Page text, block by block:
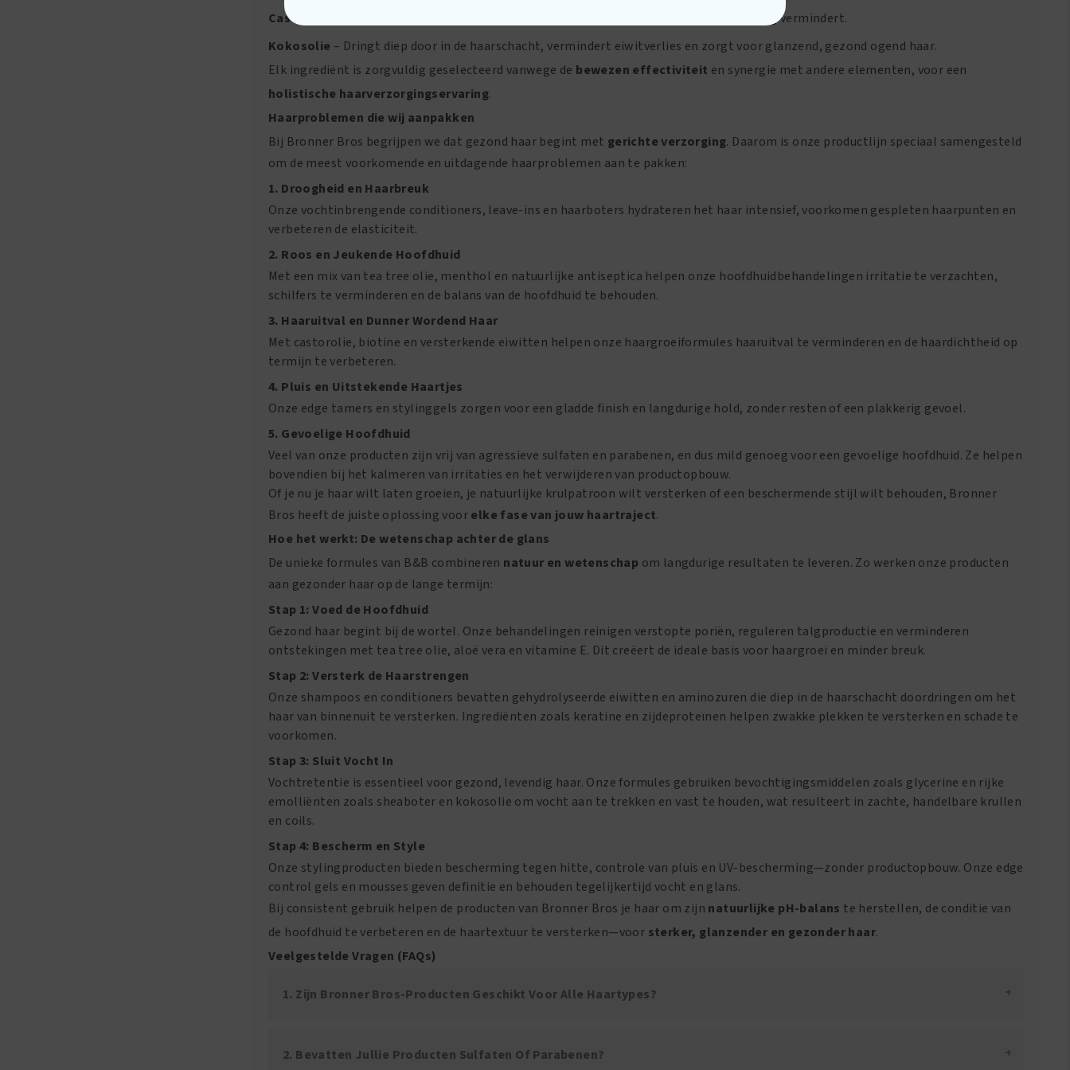
Castorolie
– Stimuleert haardikte en versnelt groei, terwijl het droogheid en schilfering vermindert.
Kokosolie – Dringt diep door in de haarschacht, vermindert eiwitverlies en zorgt voor glanzend, gezond ogend haar.
Elk ingrediënt is zorgvuldig geselecteerd vanwege de bewezen effectiviteit en synergie met andere elementen, voor een
holistische haarverzorgingservaring.
Haarproblemen die wij aanpakken
Bij Bronner Bros begrijpen we dat gezond haar begint met gerichte verzorging. Daarom is onze productlijn speciaal samengesteld
om de meest voorkomende en uitdagende haarproblemen aan te pakken:
1. Droogheid en Haarbreuk
Onze vochtinbrengende conditioners, leave-ins en haarboters hydrateren het haar intensief, voorkomen gespleten haarpunten en
verbeteren de elasticiteit.
2. Roos en Jeukende Hoofdhuid
Met een mix van tea tree olie, menthol en natuurlijke antiseptica helpen onze hoofdhuidbehandelingen irritatie te verzachten,
schilfers te verminderen en de balans van de hoofdhuid te behouden.
3. Haaruitval en Dunner Wordend Haar
Met castorolie, biotine en versterkende eiwitten helpen onze haargroeiformules haaruitval te verminderen en de haardichtheid op
termijn te verbeteren.
4. Pluis en Uitstekende Haartjes
Onze edge tamers en stylinggels zorgen voor een gladde finish en langdurige hold, zonder resten of een plakkerig gevoel.
5. Gevoelige Hoofdhuid
Veel van onze producten zijn vrij van agressieve sulfaten en parabenen, en dus mild genoeg voor een gevoelige hoofdhuid. Ze helpen
bovendien bij het kalmeren van irritaties en het verwijderen van productopbouw.
Of je nu je haar wilt laten groeien, je natuurlijke krulpatroon wilt versterken of een beschermende stijl wilt behouden, Bronner
Bros heeft de juiste oplossing voorelke fase van jouw haartraject.
Hoe het werkt: De wetenschap achter de glans
De unieke formules van B&B combineren natuur en wetenschap om langdurige resultaten te leveren. Zo werken onze producten
aan gezonder haar op de lange termijn:
Stap 1: Voed de Hoofdhuid
Gezond haar begint bij de wortel. Onze behandelingen reinigen verstopte poriën, reguleren talgproductie en verminderen
ontstekingen met tea tree olie, aloë vera en vitamine E. Dit creëert de ideale basis voor haargroei en minder breuk.
Stap 2: Versterk de Haarstrengen
Onze shampoos en conditioners bevatten gehydrolyseerde eiwitten en aminozuren die diep in de haarschacht doordringen om het
haar van binnenuit te versterken. Ingrediënten zoals keratine en zijdeproteïnen helpen zwakke plekken te versterken en schade te
voorkomen.
Stap 3: Sluit Vocht In
Vochtretentie is essentieel voor gezond, levendig haar. Onze formules gebruiken bevochtigingsmiddelen zoals glycerine en rijke
emolliënten zoals sheaboter en kokosolie om vocht aan te trekken en vast te houden, wat resulteert in zachte, handelbare krullen
en coils.
Stap 4: Bescherm en Style
Onze stylingproducten bieden bescherming tegen hitte, controle van pluis en UV-bescherming—zonder productopbouw. Onze edge
control gels en mousses geven definitie en behouden tegelijkertijd vocht en glans.
Bij consistent gebruik helpen de producten van Bronner Bros je haar om zijn natuurlijke pH-balans te herstellen, de conditie van
de hoofdhuid te verbeteren en de haartextuur te versterken—voor sterker, glanzender en gezonder haar.
Veelgestelde Vragen (FAQs)
1. Zijn Bronner Bros-Producten Geschikt Voor Alle Haartypes?
2. Bevatten Jullie Producten Sulfaten Of Parabenen?